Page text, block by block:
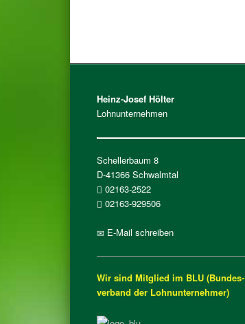
Heinz-Josef Hölter
Lohnunternehmen
Schellerbaum 8
D-41366 Schwalmtal
02163-2522
02163-929506
E-Mail schreiben
Wir sind Mitglied im BLU (Bundes­
verband der Lohn­unter­nehmer)